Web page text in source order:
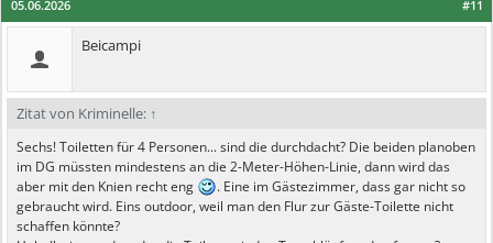
#11
05.06.2026
Beicampi
Zitat von Kriminelle: ↑
Sechs! Toiletten für 4 Personen... sind die durchdacht? Die beiden planoben
im DG müssten mindestens an die 2-Meter-Höhen-Linie, dann wird das
aber mit den Knien recht eng
. Eine im Gästezimmer, dass gar nicht so
gebraucht wird. Eins outdoor, weil man den Flur zur Gäste-Toilette nicht
schaffen könnte?